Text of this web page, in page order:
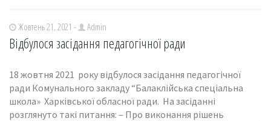
Жовтень 21, 2021 - Admin
Відбулося засідання педагогічної ради
18 жовтня 2021 року відбулося засідання педагогічної
ради Комунального закладу “Балаклійська спеціальна
школа» Харківської обласної ради. На засіданні
розглянуто такі питання: – Про виконання рішень